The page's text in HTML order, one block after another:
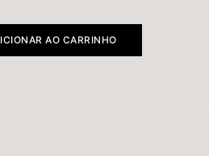
AO CARRINHO